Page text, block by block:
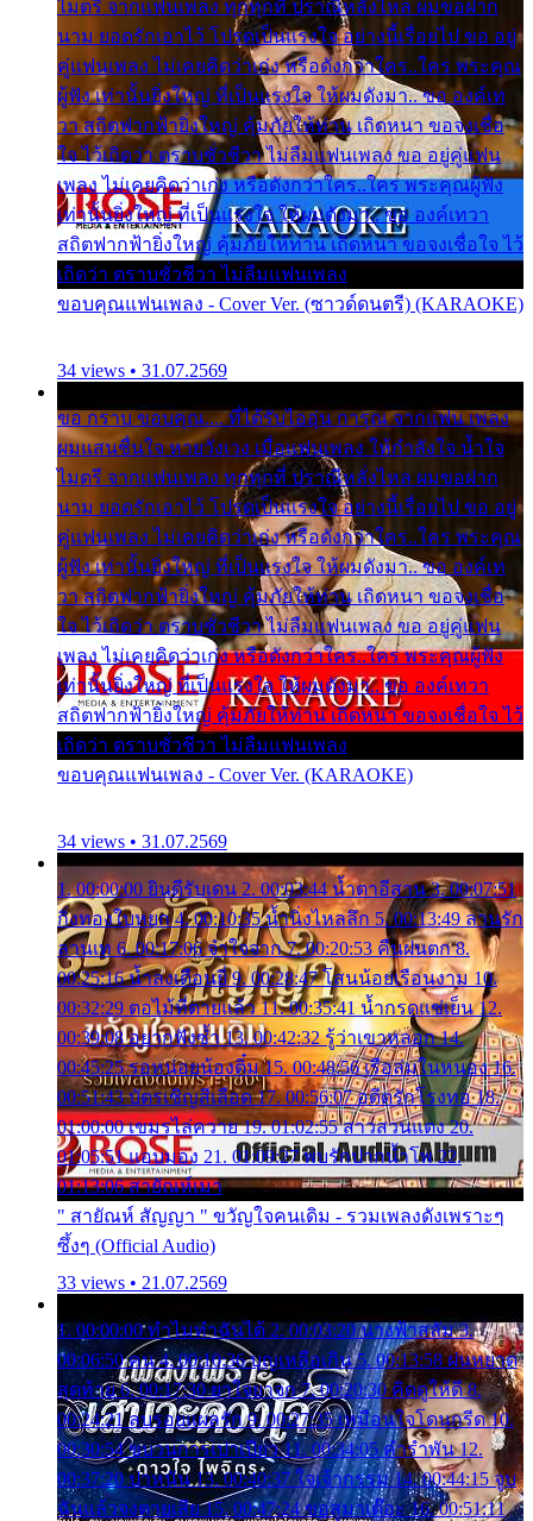
ไมตรี จากแฟนเพลง ทุกทุกที่ ปราณีหลั่งไหล ผมขอฝาก
นาม ยอดรักเอาไว้ โปรดเป็นแรงใจ อย่างนี้เรื่อยไป ขอ อยู่
คู่แฟนเพลง ไม่เคยคิดว่าเก่ง หรือดังกว่าใคร..ใคร พระคุณ
ผู้ฟัง เท่านั้นยิ่งใหญ่ ที่เป็นแรงใจ ให้ผมดังมา.. ขอ องค์เท
วา สถิตฟากฟ้ายิ่งใหญ่ คุ้มภัยให้ท่าน เถิดหนา ขอจงเชื่อ
ใจ ไว้เถิดว่า ตราบชั่วชีวา ไม่ลืมแฟนเพลง ขอ อยู่คู่แฟน
เพลง ไม่เคยคิดว่าเก่ง หรือดังกว่าใคร..ใคร พระคุณผู้ฟัง
เท่านั้นยิ่งใหญ่ ที่เป็นแรงใจ ให้ผมดังมา.. ขอ องค์เทวา
สถิตฟากฟ้ายิ่งใหญ่ คุ้มภัยให้ท่าน เถิดหนา ขอจงเชื่อใจ ไว้
เถิดว่า ตราบชั่วชีวา ไม่ลืมแฟนเพลง
ขอบคุณแฟนเพลง - Cover Ver. (ซาวด์ดนตรี) (KARAOKE)
34 views • 31.07.2569
ขอ กราบ ขอบคุณ.... ที่ได้รับไออุ่น การุณ จากแฟน เพลง
ผมแสนชื่นใจ หายวังเวง เมื่อแฟนเพลง ให้กำลังใจ น้ำใจ
ไมตรี จากแฟนเพลง ทุกทุกที่ ปราณีหลั่งไหล ผมขอฝาก
นาม ยอดรักเอาไว้ โปรดเป็นแรงใจ อย่างนี้เรื่อยไป ขอ อยู่
คู่แฟนเพลง ไม่เคยคิดว่าเก่ง หรือดังกว่าใคร..ใคร พระคุณ
ผู้ฟัง เท่านั้นยิ่งใหญ่ ที่เป็นแรงใจ ให้ผมดังมา.. ขอ องค์เท
วา สถิตฟากฟ้ายิ่งใหญ่ คุ้มภัยให้ท่าน เถิดหนา ขอจงเชื่อ
ใจ ไว้เถิดว่า ตราบชั่วชีวา ไม่ลืมแฟนเพลง ขอ อยู่คู่แฟน
เพลง ไม่เคยคิดว่าเก่ง หรือดังกว่าใคร..ใคร พระคุณผู้ฟัง
เท่านั้นยิ่งใหญ่ ที่เป็นแรงใจ ให้ผมดังมา.. ขอ องค์เทวา
สถิตฟากฟ้ายิ่งใหญ่ คุ้มภัยให้ท่าน เถิดหนา ขอจงเชื่อใจ ไว้
เถิดว่า ตราบชั่วชีวา ไม่ลืมแฟนเพลง
ขอบคุณแฟนเพลง - Cover Ver. (KARAOKE)
34 views • 31.07.2569
1. 00:00:00 ยินดีรับเดน 2. 00:03:44 น้ำตาอีสาน 3. 00:07:51
กิ่งทองใบหยก 4. 00:10:35 น้ำนิ่งไหลลึก 5. 00:13:49 ลานรัก
ลานเท 6. 00:17:06 จำใจจาก 7. 00:20:53 คืนฝนตก 8.
00:25:16 น้ำลงเดือนยี่ 9. 00:28:47 โสนน้อยเรือนงาม 10.
00:32:29 ตอไม้ที่ตายแล้ว 11. 00:35:41 น้ำกรดแช่เย็น 12.
00:39:08 อยากฟังซ้ำ 13. 00:42:32 รู้ว่าเขาหลอก 14.
00:45:25 รอหน่อยน้องติ๋ม 15. 00:48:56 เรือล่มในหนอง 16.
00:51:43 บัตรเชิญสีเลือด 17. 00:56:07 อดีตรักโรงทอ 18.
01:00:00 เขมรไล่ควาย 19. 01:02:55 สาวสวนแตง 20.
01:05:51 แอบมอง 21. 01:09:27 พบรักปากน้ำโพ 22.
01:13:06 สายัณห์เมา
" สายัณห์ สัญญา " ขวัญใจคนเดิม - รวมเพลงดังเพราะๆ
ซึ้งๆ (Official Audio)
33 views • 21.07.2569
1. 00:00:00 ทำไมทำฉันได้ 2. 00:03:20 นางฟ้าสลัม 3.
00:06:50 คน 4. 00:10:36 บุญเหลือเกิน 5. 00:13:58 ฝนหยาด
สุดท้าย 6. 00:17:30 ยาใจยาจก 7. 00:20:30 คิดดูให้ดี 8.
00:24:21 ลบรอยแผลรัก 9. 00:27:35 เหมือนใจโดนกรีด 10.
00:30:54 ขบวนการเปาเปียว 11. 00:34:05 คำรำพัน 12.
00:37:20 ปาหนัน 13. 00:40:37 ใจเจ้ากรรม 14. 00:44:15 จูบ
ฉันแล้วจงตายเสีย 15. 00:47:24 ขอสูมาเต๊อะ 16. 00:51:11